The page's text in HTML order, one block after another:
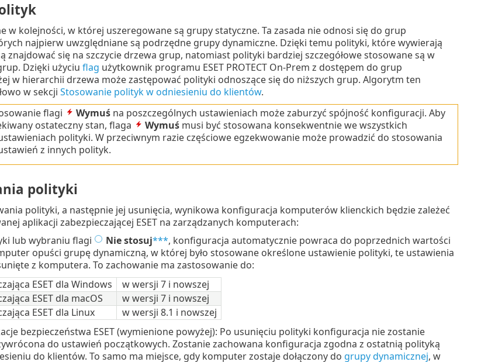
w kolejności, w której uszeregowane są grupy statyczne. Ta zasada nie odnosi się do grup
najpierw uwzględniane są podrzędne grupy dynamiczne. Dzięki temu polityki, które wywierają
znajdować się na szczycie drzewa grup, natomiast polityki bardziej szczegółowe stosowane są w
Dzięki użyciu flag użytkownik programu ESET PROTECT On-Prem z dostępem do grup
w hierarchii drzewa może zastępować polityki odnoszące się do niższych grup. Algorytm ten
w sekcji Stosowanie polityk w odniesieniu do klientów.
flagi
Wymuśna poszczególnych ustawieniach może zaburzyć spójność konfiguracji. Aby
ostateczny stan, flaga
Wymuśmusi być stosowana konsekwentnie we wszystkich
polityki. W przeciwnym razie częściowe egzekwowanie może prowadzić do stosowania
z innych polityk.
polityki
polityki, a następnie jej usunięcia, wynikowa konfiguracja komputerów klienckich będzie zależeć
aplikacji zabezpieczającej ESET na zarządzanych komputerach:
lub wybraniu flagi Nie stosuj***, konfiguracja automatycznie powraca do poprzednich wartości
opuści grupę dynamiczną, w której było stosowane określone ustawienie polityki, te ustawienia
z komputera. To zachowanie ma zastosowanie do:
ESET dla Windows
w wersji 7 i nowszej
ESET dla macOS
w wersji 7 i nowszej
ESET dla Linux
w wersji 8.1 i nowszej
bezpieczeństwa ESET (wymienione powyżej): Po usunięciu polityki konfiguracja nie zostanie
do ustawień początkowych. Zostanie zachowana konfiguracja zgodna z ostatnią polityką
do klientów. To samo ma miejsce, gdy komputer zostaje dołączony do grupy dynamicznej, w